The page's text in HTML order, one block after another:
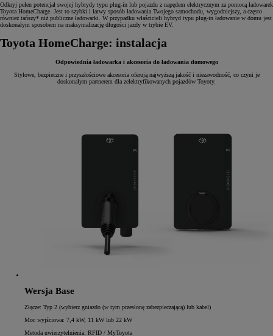
Odkryj pełen potencjał swojej hybrydy typu plug-in lub pojazdu z napędem elektrycznym za pomocą ładowarek
Toyota HomeCharge. Jest to szybki i łatwy sposób ładowania Twojego samochodu, wygodniejszy, a często
również tańszy* niż publiczne ładowarki. W przypadku właścicieli hybryd typu plug-in ładowanie w domu jest
doskonałym sposobem na maksymalizację długości jazdy w trybie EV.
Toyota HomeCharge: instalacja
Odpowiednia ładowarka i akcesoria do ładowania domowego
Stylowe, bezpieczne i przyszłościowe akcesoria oferują najwyższą jakość i niezawodność, co czyni je
doskonałym partnerem dla zelektryfikowanych pojazdów Toyoty.
Wersja Base
Złącze: Typ 2 (wybierz gniazdo (w tym przesłonę zabezpieczającą) lub kabel)
Moc wyjściowa: 7,4 kW, 11 kW lub 22 kW
Metoda uwierzytelnienia: RFID / MyToyota